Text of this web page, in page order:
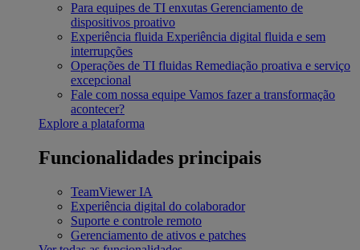
Para equipes de TI enxutas Gerenciamento de
dispositivos proativo
Experiência fluida Experiência digital fluida e sem
interrupções
Operações de TI fluidas Remediação proativa e serviço
excepcional
Fale com nossa equipe Vamos fazer a transformação
acontecer?
Explore a plataforma
Funcionalidades principais
TeamViewer IA
Experiência digital do colaborador
Suporte e controle remoto
Gerenciamento de ativos e patches